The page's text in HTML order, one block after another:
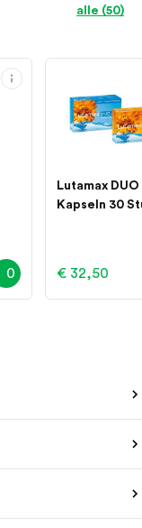
alle (50)
0
Lutamax DUO
Kapseln 30
€ 32,50